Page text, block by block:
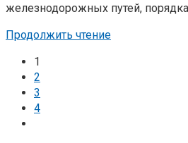
железнодорожных путей,
Продолжить чтение
1
2
3
4